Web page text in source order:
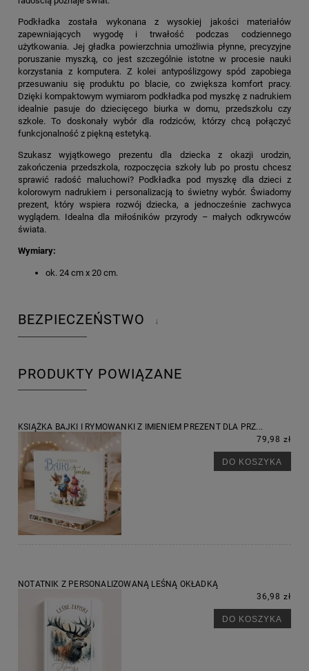
Podkładka została wykonana z wysokiej jakości materiałów
zapewniających wygodę i trwałość podczas codziennego
użytkowania. Jej gładka powierzchnia umożliwia płynne, precyzyjne
poruszanie myszką, co jest szczególnie istotne w procesie nauki
korzystania z komputera. Z kolei antypoślizgowy spód zapobiega
przesuwaniu się produktu po blacie, co zwiększa komfort pracy.
Dzięki kompaktowym wymiarom podkładka pod myszkę z nadrukiem
idealnie pasuje do dziecięcego biurka w domu, przedszkolu czy
szkole. To doskonały wybór dla rodziców, którzy chcą połączyć
funkcjonalność z piękną estetyką.
Szukasz wyjątkowego prezentu dla dziecka z okazji urodzin,
zakończenia przedszkola, rozpoczęcia szkoły lub po prostu chcesz
sprawić radość maluchowi? Podkładka pod myszkę dla dzieci z
kolorowym nadrukiem i personalizacją to świetny wybór. Świadomy
prezent, który wspiera rozwój dziecka, a jednocześnie zachwyca
wyglądem. Idealna dla miłośników przyrody – małych odkrywców
świata.
Wymiary:
ok. 24 cm x 20 cm.
BEZPIECZEŃSTWO ↓
PRODUKTY POWIĄZANE
KSIĄŻKA BAJKI I RYMOWANKI Z IMIENIEM PREZENT DLA PRZ...
79,98 zł
DO KOSZYKA
NOTATNIK Z PERSONALIZOWANĄ LEŚNĄ OKŁADKĄ
36,98 zł
DO KOSZYKA